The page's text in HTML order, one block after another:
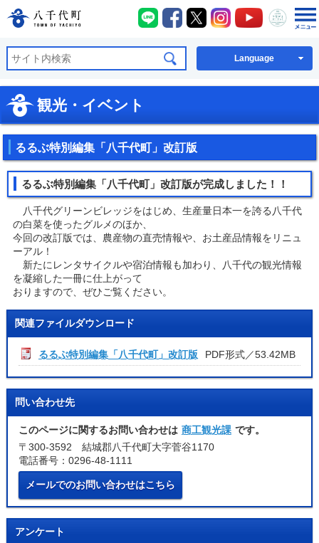
八千代町公式ホームページ
八千代町LINE
八千代町Facebook
八千代町X八千代町Instagram
八千代町
八千
Language
観光・イベント
るるぶ特別編集「八千代町」改訂版
るるぶ特別編集「八千代町」改訂版が完成しました！！
八千代グリーンビレッジをはじめ、生産量日本一を誇る八千代
の白菜を使ったグルメのほか、
今回の改訂版では、農産物の直売情報や、お土産品情報をリニュ
ーアル！
新たにレンタサイクルや宿泊情報も加わり、八千代の観光情報
を凝縮した一冊に仕上がって
おりますので、ぜひご覧ください。
関連ファイルダウンロード
るるぶ特別編集「八千代町」改訂版 PDF形式／53.42MB
問い合わせ先
このページに関するお問い合わせは 商工観光課 です。
〒300-3592 結城郡八千代町大字菅谷1170
電話番号：0296-48-1111
メールでのお問い合わせはこちら
アンケート